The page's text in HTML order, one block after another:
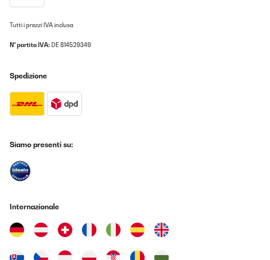
Tutti i prezzi IVA inclusa
N° partita IVA: DE 814529349
Spedizione
Siamo presenti su:
Internazionale